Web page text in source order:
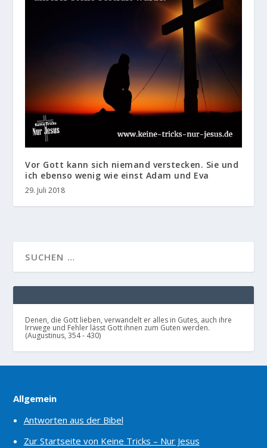
Vor Gott kann sich niemand verstecken. Sie und
ich ebenso wenig wie einst Adam und Eva
29. Juli 2018
Denen, die Gott lieben, verwandelt er alles in Gutes, auch ihre
Irrwege und Fehler lässt Gott ihnen zum Guten werden.
(Augustinus, 354 - 430)
Allgemein
Antworten aus der Bibel
Zur Startseite von Keine Tricks – Nur Jesus